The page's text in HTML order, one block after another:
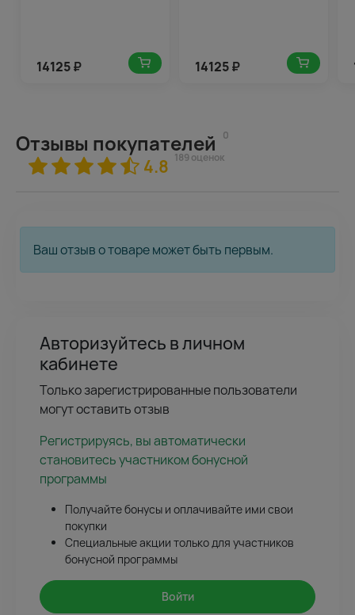
14125₽ 14125₽
Отзывы покупателей 0
4.8 189 оценок
Ваш отзыв о товаре может быть первым.
Авторизуйтесь в личном
кабинете
Только зарегистрированные пользователи
могут оставить отзыв
Регистрируясь, вы автоматически
становитесь участником бонусной
программы
Получайте бонусы и оплачивайте ими свои
покупки
Специальные акции только для участников
бонусной программы
Войти